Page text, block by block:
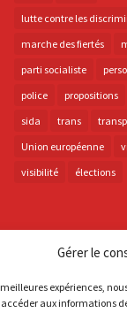
Gérer le
expériences,
aux informations
lutte contre les
marche des fiertés
parti socialiste
police
propositions
sida
trans
Union européenne
visibilité
élections